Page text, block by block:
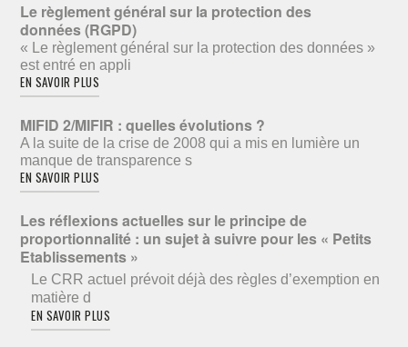
Le règlement général sur la protection des
données (RGPD)
« Le règlement général sur la protection des données »
est entré en appli
EN SAVOIR PLUS
MIFID 2/MIFIR : quelles évolutions ?
A la suite de la crise de 2008 qui a mis en lumière un
manque de transparence s
EN SAVOIR PLUS
Les réflexions actuelles sur le principe de
proportionnalité : un sujet à suivre pour les « Petits
Etablissements »
Le CRR actuel prévoit déjà des règles d’exemption en
matière d
EN SAVOIR PLUS